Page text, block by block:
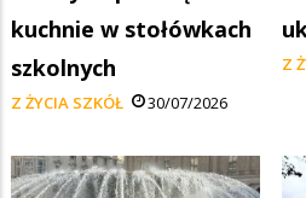
kuchnie w stołówkach
szkolnych
Z ŻYCIA SZKÓŁ 30/07/2026
Z